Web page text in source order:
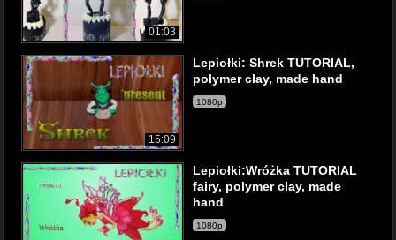
01:03
15:09
Lepiołki: Shrek TUTORIAL,
polymer clay, made hand
1080p
Lepiołki:Wróżka TUTORIAL
fairy, polymer clay, made
hand
1080p